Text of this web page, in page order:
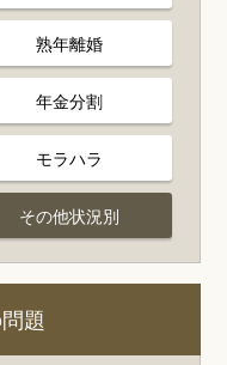
熟年離婚
年金分割
モラハラ
その他状況別
題